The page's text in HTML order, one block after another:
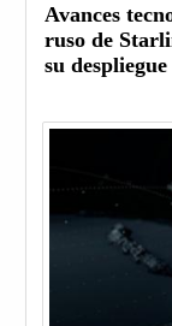
Avances
ruso de
su despliegue